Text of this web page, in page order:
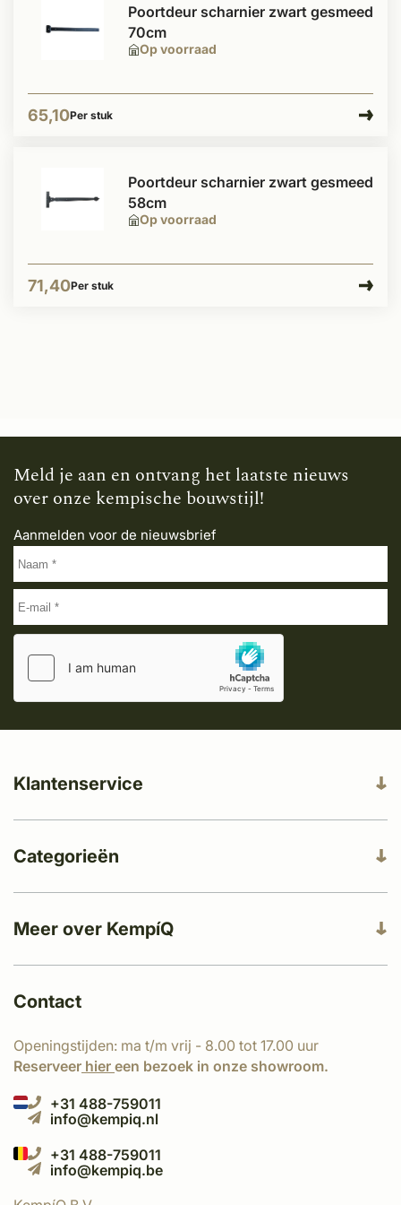
Op voorraad
Poortdeur scharnier zwart gesmeed
70cm
65,10Per stuk
Op voorraad
Poortdeur scharnier zwart gesmeed
58cm
71,40Per stuk
Meld je aan en ontvang het laatste nieuws
over onze kempische bouwstijl!
Aanmelden voor de nieuwsbrief
Meer over KempíQ
Klantenservice
Categorieën
Contact
Openingstijden: ma t/m vrij - 8.00 tot 17.00 uur
Reserveer hier een bezoek in onze showroom.
+31 488-759011
info@kempiq.nl
+31 488-759011
info@kempiq.be